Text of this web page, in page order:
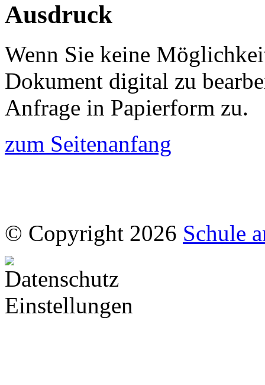
Ausdruck
Wenn Sie keine
Dokument digital zu
Anfrage in Papierform zu.
zum Seitenanfang
© Copyright 2026 Schule